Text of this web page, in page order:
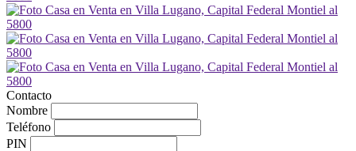
Contacto
Nombre
Teléfono
PIN